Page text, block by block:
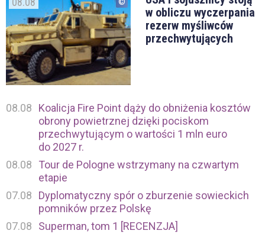
w obliczu wyczerpania
rezerw myśliwców
przechwytujących
08.08
Koalicja Fire Point dąży do obniżenia kosztów
obrony powietrznej dzięki pociskom
przechwytującym o wartości 1 mln euro
do 2027 r.
08.08
Tour de Pologne wstrzymany na czwartym
etapie
07.08
Dyplomatyczny spór o zburzenie sowieckich
pomników przez Polskę
07.08
Superman, tom 1 [RECENZJA]